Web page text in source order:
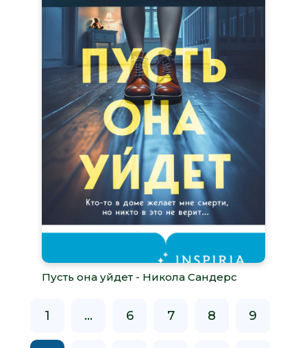
Пусть она уйдет - Никола Сандерс
1 ... 6 7 8 9